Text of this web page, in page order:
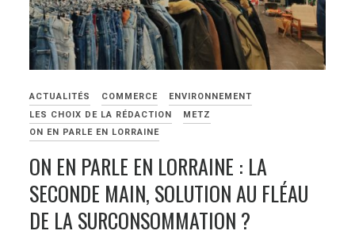
ACTUALITÉS COMMERCE
ENVIRONNEMENT
LES CHOIX DE LA RÉDACTION
METZ
ON EN PARLE EN LORRAINE
ON EN PARLE EN LORRAINE : LA
SECONDE MAIN, SOLUTION AU FLÉAU
DE LA SURCONSOMMATION ?